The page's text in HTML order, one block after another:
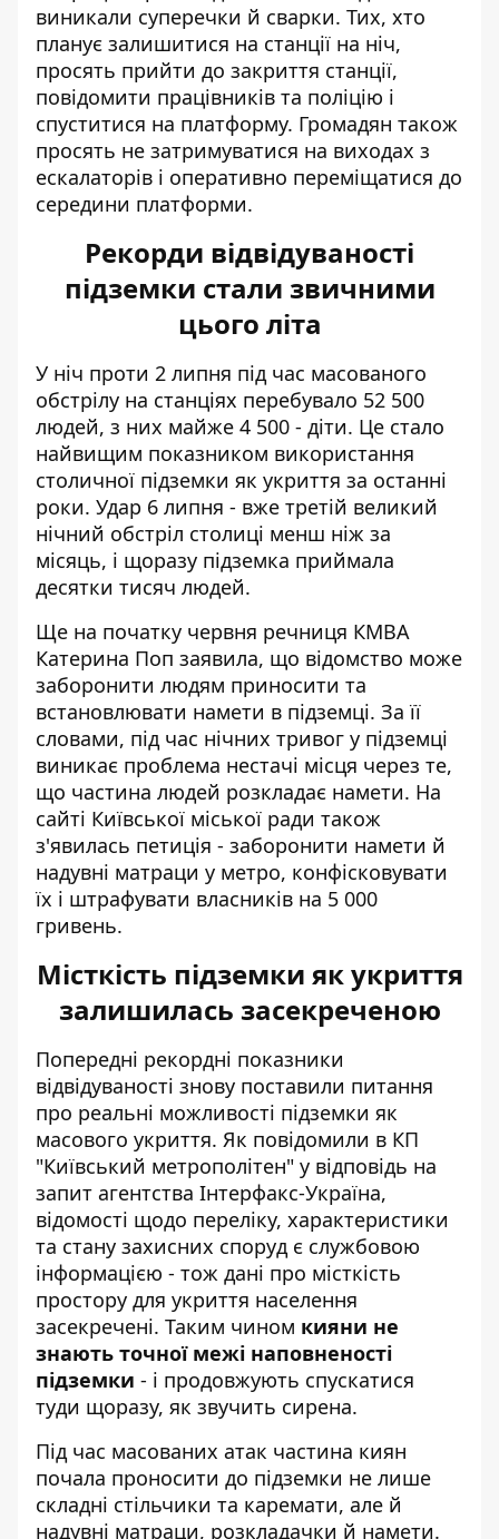
виникали суперечки й сварки. Тих, хто
планує залишитися на станції на ніч,
просять прийти до закриття станції,
повідомити працівників та поліцію і
спуститися на платформу. Громадян також
просять не затримуватися на виходах з
ескалаторів і оперативно переміщатися до
середини платформи.
Рекорди відвідуваності
підземки стали звичними
цього літа
У ніч проти 2 липня під час масованого
обстрілу на станціях перебувало 52 500
людей, з них майже 4 500 - діти. Це стало
найвищим показником використання
столичної підземки як укриття за останні
роки. Удар 6 липня - вже третій великий
нічний обстріл столиці менш ніж за
місяць, і щоразу підземка приймала
десятки тисяч людей.
Ще на початку червня речниця КМВА
Катерина Поп заявила, що відомство може
заборонити людям приносити та
встановлювати намети в підземці. За її
словами, під час нічних тривог у підземці
виникає проблема нестачі місця через те,
що частина людей розкладає намети. На
сайті Київської міської ради також
з'явилась петиція - заборонити намети й
надувні матраци у метро, конфісковувати
їх і штрафувати власників на 5 000
гривень.
Місткість підземки як укриття
залишилась засекреченою
Попередні рекордні показники
відвідуваності знову поставили питання
про реальні можливості підземки як
масового укриття. Як повідомили в КП
"Київський метрополітен" у відповідь на
запит агентства Інтерфакс-Україна,
відомості щодо переліку, характеристики
та стану захисних споруд є службовою
інформацією - тож дані про місткість
простору для укриття населення
засекречені. Таким чином кияни не
знають точної межі наповненості
підземки - і продовжують спускатися
туди щоразу, як звучить сирена.
Під час масованих атак частина киян
почала проносити до підземки не лише
складні стільчики та каремати, але й
надувні матраци, розкладачки й намети.